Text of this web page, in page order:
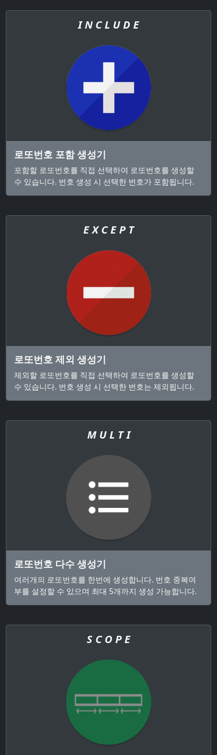
I N C L U D E
로또번호 포함 생성기
포함할 로또번호를 직접 선택하여 로또번호를 생성할
수 있습니다. 번호 생성 시 선택한 번호가 포함됩니다.
E X C E P T
로또번호 제외 생성기
제외할 로또번호를 직접 선택하여 로또번호를 생성할
수 있습니다. 번호 생성 시 선택한 번호는 제외됩니다.
M U L T I
로또번호 다수 생성기
여러개의 로또번호를 한번에 생성합니다. 번호 중복여
부를 설정할 수 있으며 최대 5개까지 생성 가능합니다.
S C O P E